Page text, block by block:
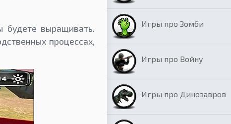
выращивать.
процессах,
Игры про Зомби
Игры про Войну
Игры про Динозавров